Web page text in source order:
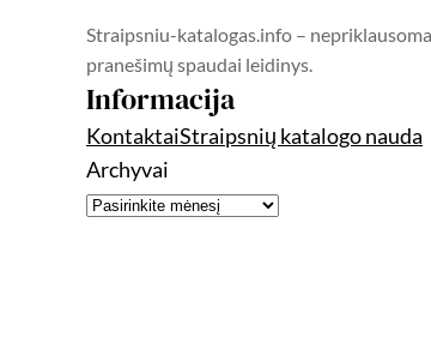
Straipsniu-katalogas.info –
pranešimų spaudai leidinys.
Informacija
KontaktaiStraipsnių katalogo nauda
Archyvai